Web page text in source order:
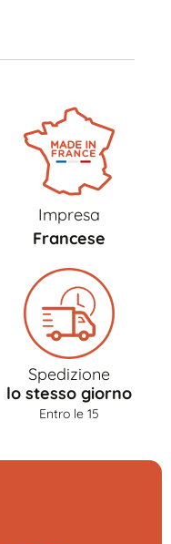
Impresa
Francese
Spedizione
lo stesso giorno
Entro le 15